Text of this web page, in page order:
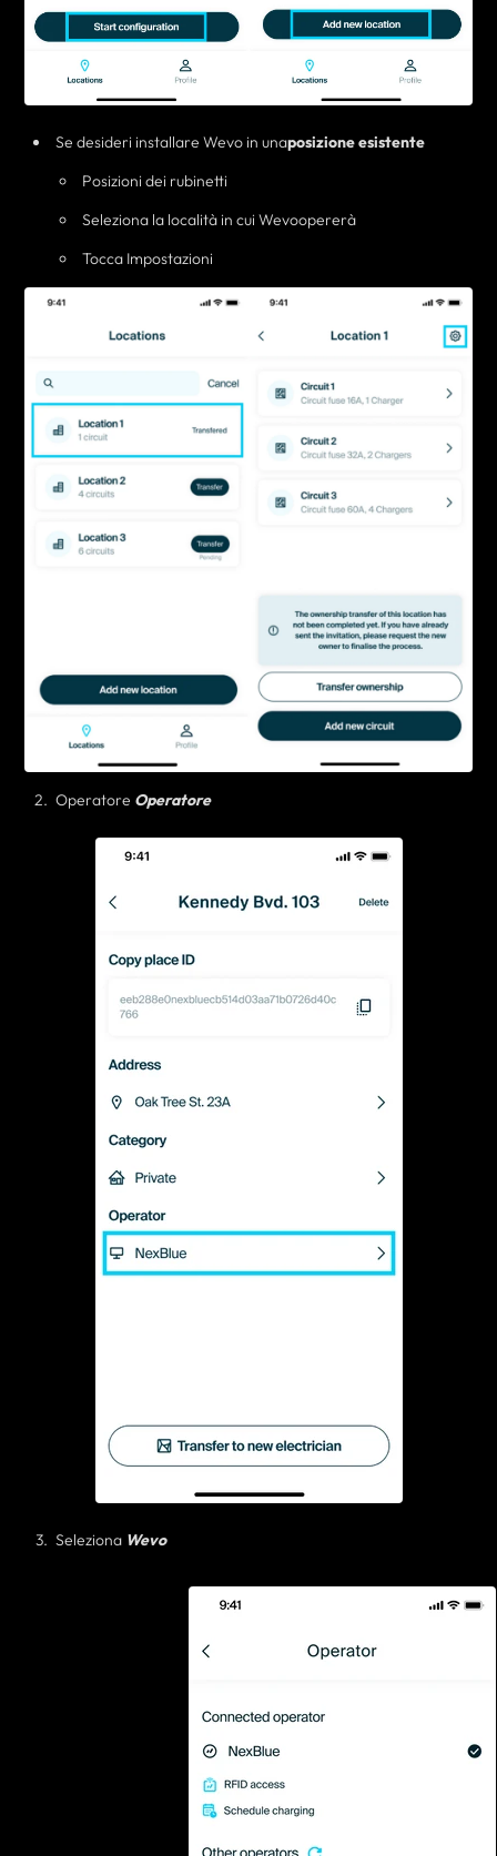
Se desideri installare Wevo in unaposizione esistente
Posizioni dei rubinetti
Seleziona la località in cui Wevoopererà
Tocca Impostazioni
Operatore Operatore
Seleziona Wevo